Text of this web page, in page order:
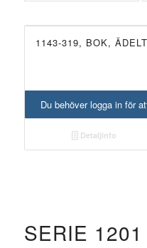
1143-319, BOK,
Du behöver logga in för
Detaljinfo
SERIE 1201